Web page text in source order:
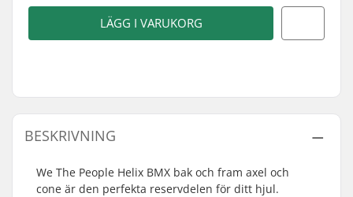
LÄGG I VARUKORG
BESKRIVNING
We The People Helix BMX bak och fram axel och
cone är den perfekta reservdelen för ditt hjul.